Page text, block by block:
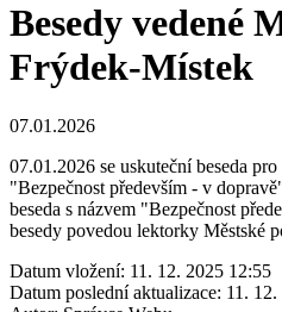
Besedy vedené
Frýdek-Místek
07.01.2026
07.01.2026 se uskuteční beseda
"Bezpečnost především - v
beseda s názvem "Bezpečnost
besedy povedou lektorky Městské
Datum vložení: 11. 12. 2025 12:55
Datum poslední aktualizace: 11.